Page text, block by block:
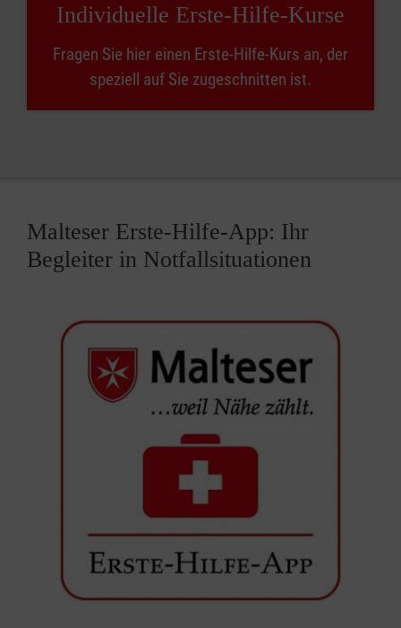
Individuelle Erste-Hilfe-Kurse
Fragen Sie hier einen Erste-Hilfe-Kurs an, der
speziell auf Sie zugeschnitten ist.
Malteser Erste-Hilfe-App: Ihr
Begleiter in Notfallsituationen